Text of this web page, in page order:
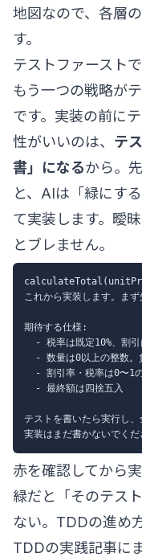
地図なので、各層
す。
テストファースト
もう一つの戦略が
です。実装の前に
性がいいのは、 テ
書」になるから。
と、AIは「緑にす
て実装します。曖
とブレません。
これから実装します。ま
期待する仕様:
- 税率は既定10%、割引
- 数量は0以上の整数。
- 割引率・税率は0〜1
  - 最終額は四捨五入
テストを書いたら実行し
赤を確認してから
緑だと「そのテス
ない。TDDの進め
TDDの実践記事に